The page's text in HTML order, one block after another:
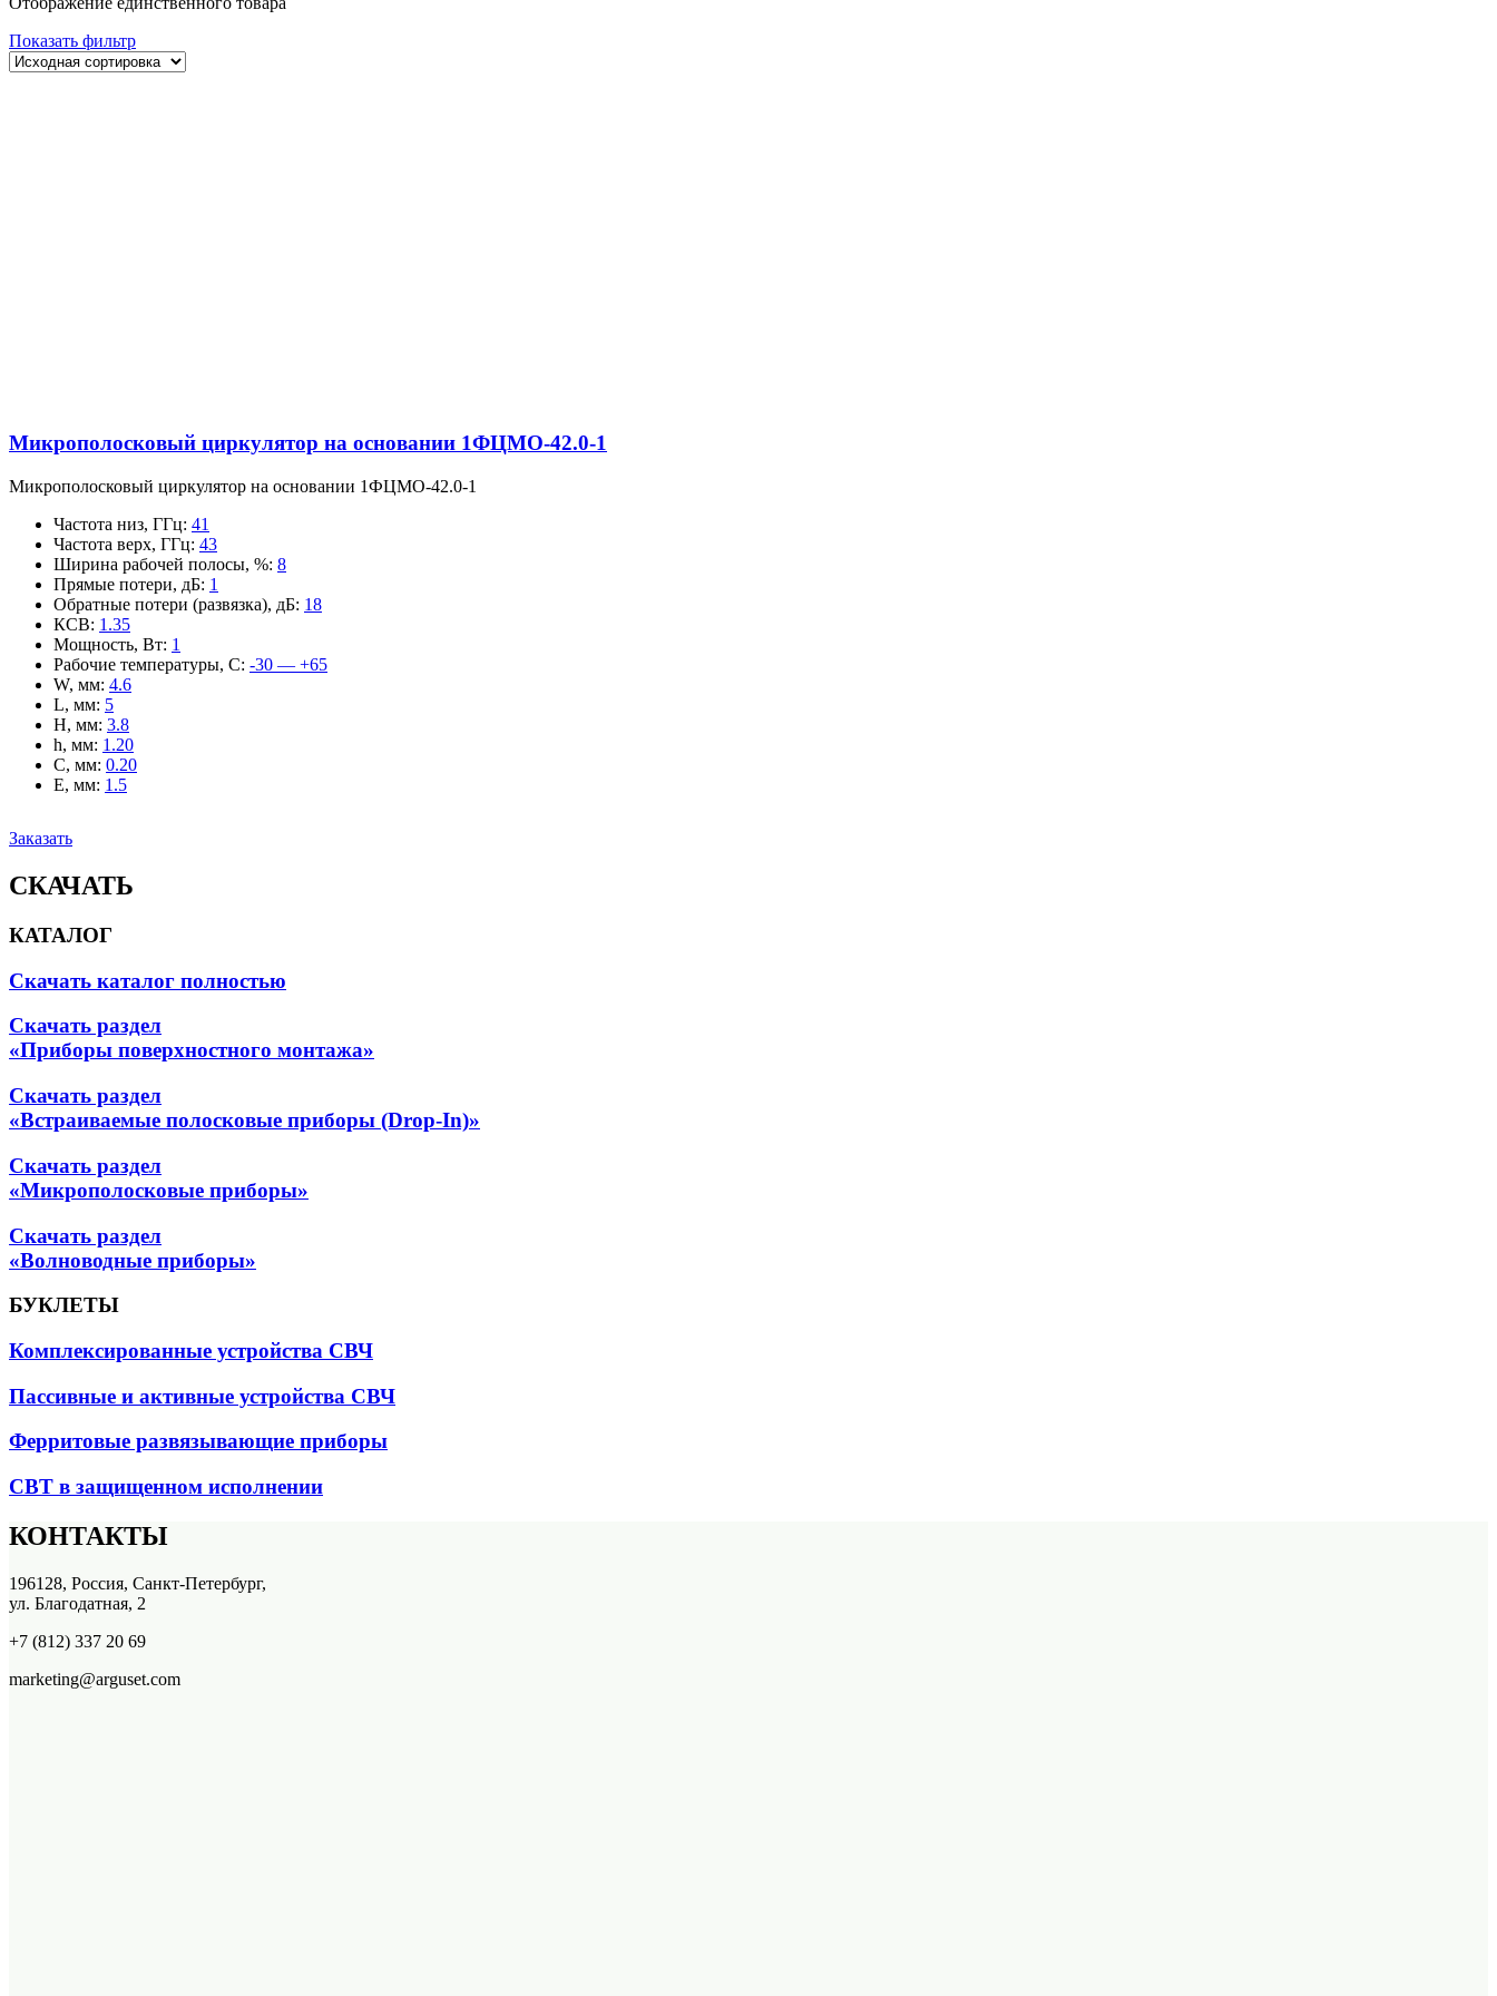
Показать фильтр
Микрополосковый циркулятор на основании 1ФЦМО-42.0-1
Микрополосковый циркулятор на основании 1ФЦМО-42.0-1
Частота низ, ГГц: 41
Частота верх, ГГц: 43
Ширина рабочей полосы, %: 8
Прямые потери, дБ: 1
Обратные потери (развязка), дБ: 18
КСВ: 1.35
Мощность, Вт: 1
Рабочие температуры, С: -30 — +65
W, мм: 4.6
L, мм: 5
H, мм: 3.8
h, мм: 1.20
C, мм: 0.20
E, мм: 1.5
Заказать
СКАЧАТЬ
КАТАЛОГ
Скачать каталог полностью
Скачать раздел
«Приборы поверхностного монтажа»
Скачать раздел
«Встраиваемые полосковые приборы (Drop-In)»
Скачать раздел
«Микрополосковые приборы»
Скачать раздел
«Волноводные приборы»
БУКЛЕТЫ
Комплексированные устройства СВЧ
Пассивные и активные устройства СВЧ
Ферритовые развязывающие приборы
СВТ в защищенном исполнении
КОНТАКТЫ
196128, Россия, Санкт-Петербург,
ул. Благодатная, 2
+7 (812) 337 20 69
marketing@arguset.com